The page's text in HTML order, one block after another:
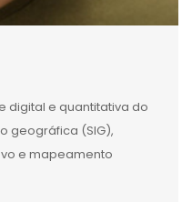
digital e quantitativa do
geográfica (SIG),
e mapeamento